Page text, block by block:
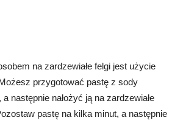
na zardzewiałe felgi jest użycie
przygotować pastę z sody
następnie nałożyć ją na zardzewiałe
pastę na kilka minut, a następnie